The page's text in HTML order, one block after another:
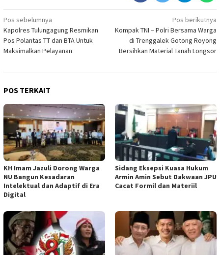
Navigasi
pos
Pos sebelumnya
Kapolres Tulungagung Resmikan
Pos Polantas TT dan BTA Untuk
Maksimalkan Pelayanan
Pos berikutnya
Kompak TNI – Polri Bersama Warga
di Trenggalek Gotong Royong
Bersihkan Material Tanah Longsor
POS TERKAIT
KH Imam Jazuli Dorong Warga
NU Bangun Kesadaran
Intelektual dan Adaptif di Era
Digital
‎Sidang Eksepsi Kuasa Hukum
Armin Amin Sebut Dakwaan JPU
Cacat Formil dan Materiil